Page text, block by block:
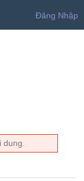
Đăng Nhập